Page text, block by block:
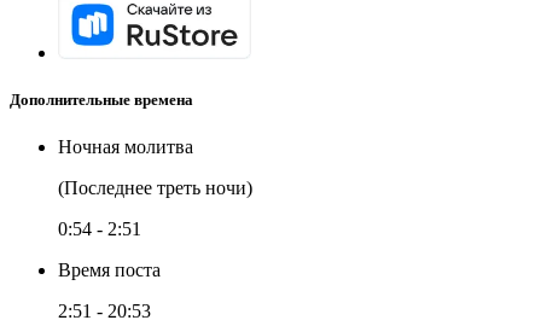
Дополнительные времена
Ночная молитва
(Последнее треть ночи)
0:54 - 2:51
Время поста
2:51 - 20:53